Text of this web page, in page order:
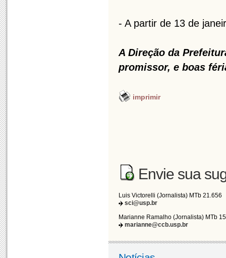
- A partir de 13 de
A Direção da
promissor, e boas
imprimir
Envie sua
Luis Victorelli (Jornalista) MTb 21.656
sci@usp.br
Marianne Ramalho (Jornalista) MTb
marianne@ccb.usp.br